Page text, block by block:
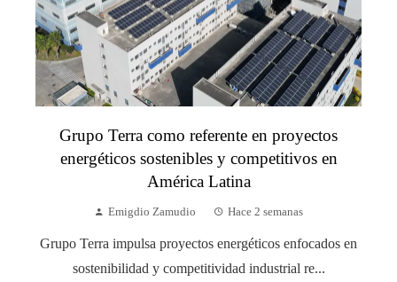
Grupo Terra como referente en proyectos
energéticos sostenibles y competitivos en
América Latina
Emigdio Zamudio Hace 2 semanas
Grupo Terra impulsa proyectos energéticos enfocados en
sostenibilidad y competitividad industrial re...